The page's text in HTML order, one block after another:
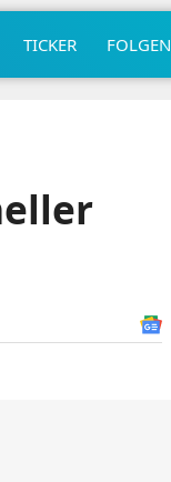
TICKER FOLGEN